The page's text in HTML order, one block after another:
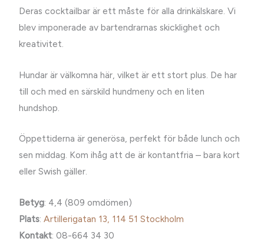
Deras cocktailbar är ett måste för alla drinkälskare. Vi
blev imponerade av bartendrarnas skicklighet och
kreativitet.
Hundar är välkomna här, vilket är ett stort plus. De har
till och med en särskild hundmeny och en liten
hundshop.
Öppettiderna är generösa, perfekt för både lunch och
sen middag. Kom ihåg att de är kontantfria – bara kort
eller Swish gäller.
Betyg: 4,4 (809 omdömen)
Plats:Artillerigatan 13, 114 51 Stockholm
Kontakt: 08-664 34 30